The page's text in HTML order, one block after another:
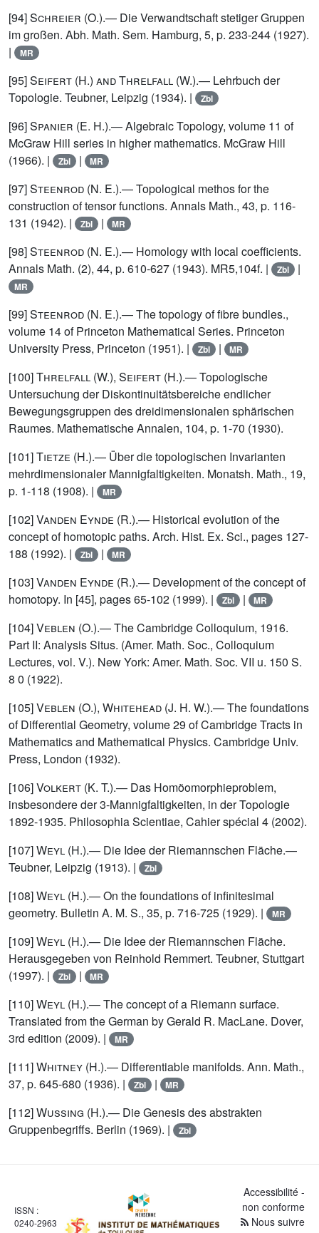
[94]Schreier (O.).— Die Verwandtschaft stetiger Gruppen
im großen. Abh. Math. Sem. Hamburg, 5, p. 233-244 (1927).
|
MR
[95]Seifert (H.) and Threlfall (W.).— Lehrbuch der
Topologie. Teubner, Leipzig (1934). |
Zbl
[96]Spanier (E. H.).— Algebraic Topology, volume 11 of
McGraw Hill series in higher mathematics. McGraw Hill
(1966). |
Zbl | MR
[97]Steenrod (N. E.).— Topological methos for the
construction of tensor functions. Annals Math., 43, p. 116-
131 (1942). |
Zbl | MR
[98]Steenrod (N. E.).— Homology with local coefficients.
Annals Math. (2), 44, p. 610-627 (1943). MR5,104f. |
Zbl |
MR
[99]Steenrod (N. E.).— The topology of fibre bundles.,
volume 14 of Princeton Mathematical Series. Princeton
University Press, Princeton (1951). |
Zbl | MR
[100]Threlfall (W.), Seifert (H.).— Topologische
Untersuchung der Diskontinuitätsbereiche endlicher
Bewegungsgruppen des dreidimensionalen sphärischen
Raumes. Mathematische Annalen, 104, p. 1-70 (1930).
[101]Tietze (H.).— Über die topologischen Invarianten
mehrdimensionaler Mannigfaltigkeiten. Monatsh. Math., 19,
p. 1-118 (1908). |
MR
[102]Vanden Eynde (R.).— Historical evolution of the
concept of homotopic paths. Arch. Hist. Ex. Sci., pages 127-
188 (1992). |
Zbl | MR
[103]Vanden Eynde (R.).— Development of the concept of
homotopy. In [45], pages 65-102 (1999). |
Zbl | MR
[104]Veblen (O.).— The Cambridge Colloquium, 1916.
Part II: Analysis Situs. (Amer. Math. Soc., Colloquium
Lectures, vol. V.). New York: Amer. Math. Soc. VII u. 150 S.
8 0 (1922).
[105]Veblen (O.), Whitehead (J. H. W.).— The foundations
of Differential Geometry, volume 29 of Cambridge Tracts in
Mathematics and Mathematical Physics. Cambridge Univ.
Press, London (1932).
[106]Volkert (K. T.).— Das Homöomorphieproblem,
insbesondere der 3-Mannigfaltigkeiten, in der Topologie
1892-1935. Philosophia Scientiae, Cahier spécial 4 (2002).
[107]Weyl (H.).— Die Idee der Riemannschen Fläche.—
Teubner, Leipzig (1913). |
Zbl
[108]Weyl (H.).— On the foundations of infinitesimal
geometry. Bulletin A. M. S., 35, p. 716-725 (1929). |
MR
[109]Weyl (H.).— Die Idee der Riemannschen Fläche.
Herausgegeben von Reinhold Remmert. Teubner, Stuttgart
(1997). |
Zbl | MR
[110]Weyl (H.).— The concept of a Riemann surface.
Translated from the German by Gerald R. MacLane. Dover,
3rd edition (2009). |
MR
[111]Whitney (H.).— Differentiable manifolds. Ann. Math.,
37, p. 645-680 (1936). |
Zbl | MR
[112]Wussing (H.).— Die Genesis des abstrakten
Gruppenbegriffs. Berlin (1969). |
Zbl
ISSN :
0240-2963
Accessibilité -
non conforme
Nous suivre